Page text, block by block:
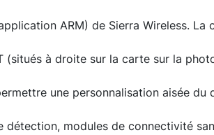
ARM) de Sierra Wireless. La
(situés à droite sur la carte sur la
une personnalisation aisée du
détection, modules de connectivité